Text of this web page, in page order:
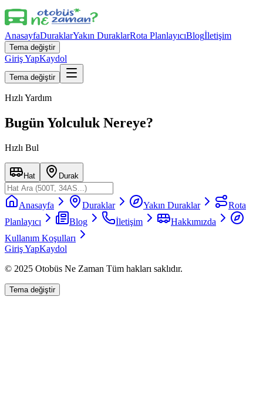
AnasayfaDuraklarYakın DuraklarRota PlanlayıcıBlogİletişim
Tema değiştir
Giriş YapKaydol
Tema değiştir
Hızlı Yardım
Bugün Yolculuk Nereye?
Hızlı Bul
Hat Durak
Anasayfa Duraklar Yakın Duraklar
Rota
Planlayıcı
Blog İletişim
Hakkımızda
Kullanım Koşulları
Giriş YapKaydol
© 2025 Otobüs Ne Zaman Tüm hakları saklıdır.
Tema değiştir